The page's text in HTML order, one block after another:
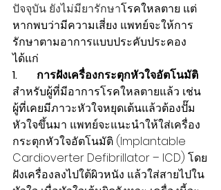
ปัจจุบัน ยังไม่มียารักษาโรคใหลตาย แต่
หากพบว่ามีความเสี่ยง แพทย์จะให้การ
รักษาตามอาการแบบประคับประคอง
ได้แก่
1.       การฝังเครื่องกระตุกหัวใจอัตโนมัติ
สำหรับผู้ที่มีอาการโรคใหลตายแล้ว เช่น
ผู้ที่เคยมีภาวะหัวใจหยุดเต้นแล้วต้องปั๊ม
หัวใจขึ้นมา แพทย์จะแนะนำให้ใส่เครื่อง
กระตุกหัวใจอัตโนมัติ (Implantable
Cardioverter Defibrillator – ICD) โดย
ฝังเครื่องลงไปใต้ผิวหนัง แล้วใส่สายไปใน